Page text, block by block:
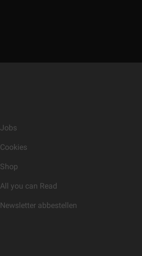
Jobs
Cookies
Shop
All you can Read
Newsletter abbestellen